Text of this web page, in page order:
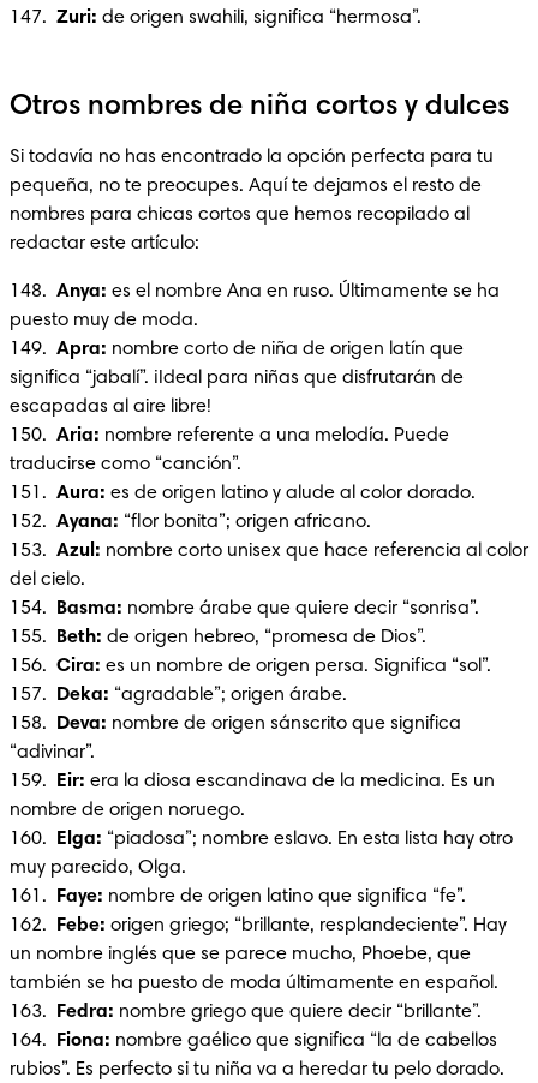
147. Zuri: de origen swahili, significa “hermosa”.
Otros nombres de niña cortos y dulces
Si todavía no has encontrado la opción perfecta para tu
pequeña, no te preocupes. Aquí te dejamos el resto de
nombres para chicas cortos que hemos recopilado al
redactar este artículo:
148. Anya: es el nombre Ana en ruso. Últimamente se ha
puesto muy de moda.
149. Apra: nombre corto de niña de origen latín que
significa “jabalí”. ¡Ideal para niñas que disfrutarán de
escapadas al aire libre!
150. Aria: nombre referente a una melodía. Puede
traducirse como “canción”.
151. Aura: es de origen latino y alude al color dorado.
152. Ayana: “flor bonita”; origen africano.
153. Azul: nombre corto unisex que hace referencia al color
del cielo.
154.
Basma: nombre árabe que quiere decir “sonrisa”.
155.
Beth: de origen hebreo, “promesa de Dios”.
156. Cira: es un nombre de origen persa. Significa “sol”.
157.
Deka: “agradable”; origen árabe.
158.
Deva: nombre de origen sánscrito que significa
“adivinar”.
159.
Eir: era la diosa escandinava de la medicina. Es un
nombre de origen noruego.
160.
Elga: “piadosa”; nombre eslavo. En esta lista hay otro
muy parecido, Olga.
161.
Faye: nombre de origen latino que significa “fe”.
162.
Febe: origen griego; “brillante, resplandeciente”. Hay
un nombre inglés que se parece mucho, Phoebe, que
también se ha puesto de moda últimamente en español.
163.
Fedra: nombre griego que quiere decir “brillante”.
164.
Fiona: nombre gaélico que significa “la de cabellos
rubios”. Es perfecto si tu niña va a heredar tu pelo dorado.